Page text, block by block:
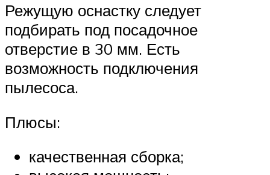
Режущую оснастку следует
подбирать под посадочное
отверстие в 30 мм. Есть
возможность подключения
пылесоса.
Плюсы:
качественная сборка;